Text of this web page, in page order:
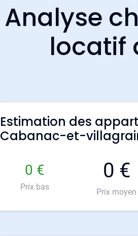
Analyse
locatif
Estimation des
Cabanac-et-
0 €
Prix bas
0 €
Prix moyen